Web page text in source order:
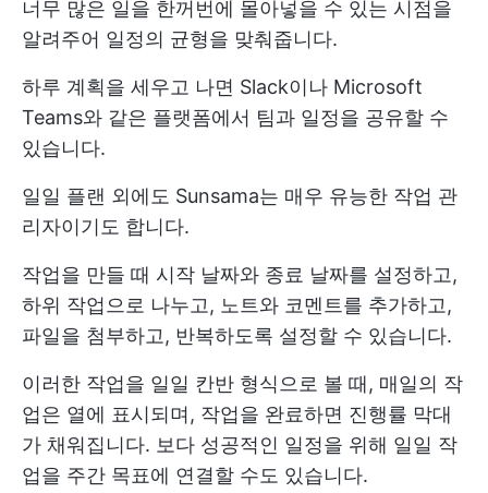
너무 많은 일을 한꺼번에 몰아넣을 수 있는 시점을
알려주어 일정의 균형을 맞춰줍니다.
하루 계획을 세우고 나면 Slack이나 Microsoft
Teams와 같은 플랫폼에서 팀과 일정을 공유할 수
있습니다.
일일 플랜 외에도 Sunsama는 매우 유능한 작업 관
리자이기도 합니다.
작업을 만들 때 시작 날짜와 종료 날짜를 설정하고,
하위 작업으로 나누고, 노트와 코멘트를 추가하고,
파일을 첨부하고, 반복하도록 설정할 수 있습니다.
이러한 작업을 일일 칸반 형식으로 볼 때, 매일의 작
업은 열에 표시되며, 작업을 완료하면 진행률 막대
가 채워집니다. 보다 성공적인 일정을 위해 일일 작
업을 주간 목표에 연결할 수도 있습니다.